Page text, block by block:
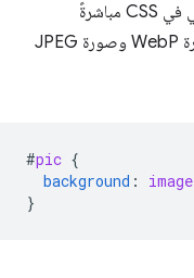
ومع ذلك، هناك طريقة أفضل لإجراء ذلك وهي في CSS مباشرةً
. إذا كانت لديك صورة WebP وصورة JPEG
#pic {
background : image
}